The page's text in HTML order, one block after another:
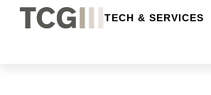
TECH & SERVICES